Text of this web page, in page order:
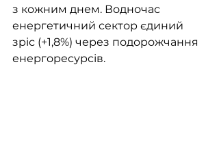
з кожним днем. Водночас
енергетичний сектор єдиний
зріс (+1,8%) через подорожчання
енергоресурсів.